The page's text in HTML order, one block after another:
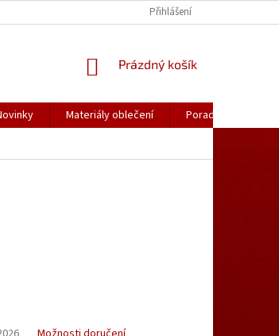
KATALOGY (.PDF)Přihlášení
NÁKUPNÍ
Prázdný košík
Materiály oblečení Poradna